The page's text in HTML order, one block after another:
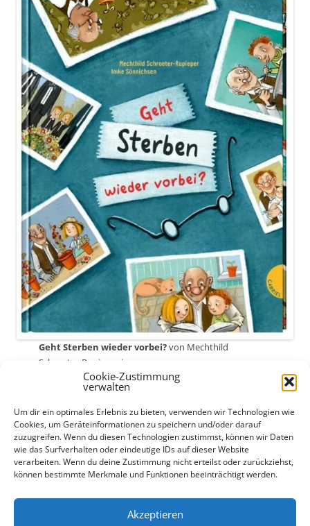
Cookie-Zustimmung
verwalten
Um dir ein optimales Erlebnis zu bieten, verwenden wir Technologien wie
Cookies, um Geräteinformationen zu speichern und/oder darauf
zuzugreifen. Wenn du diesen Technologien zustimmst, können wir Daten
wie das Surfverhalten oder eindeutige IDs auf dieser Website
verarbeiten. Wenn du deine Zustimmung nicht erteilst oder zurückziehst,
können bestimmte Merkmale und Funktionen beeinträchtigt werden.
Akzeptieren
Geht Sterben wieder vorbei?von Mechthild
Schroeter-Rupieper im
Gabriel in der Thienemann-Esslinger Verlag GmbH
2020
ISBN: 978-3-522-30564-8